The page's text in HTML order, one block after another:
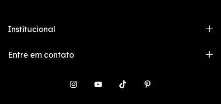
Institucional
Entre em contato